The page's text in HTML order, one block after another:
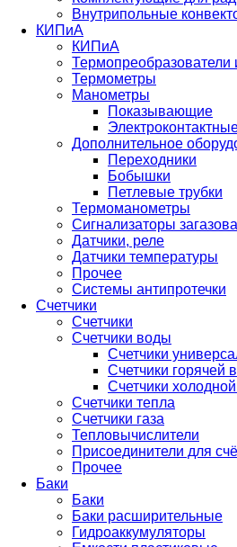
Внутрипольные
КИПиА
КИПиА
Термопреобразователи
Термометры
Манометры
Показывающие
Дополнительное
Переходники
Бобышки
Петлевые трубки
Термоманометры
Сигнализаторы
Датчики, реле
Датчики температуры
Прочее
Системы антипротечки
Счетчики
Счетчики
Счетчики воды
Счетчики
Счетчики горячей
Счетчики
Счетчики тепла
Счетчики газа
Тепловычислители
Присоединители для
Прочее
Баки
Баки
Баки расширительные
Гидроаккумуляторы